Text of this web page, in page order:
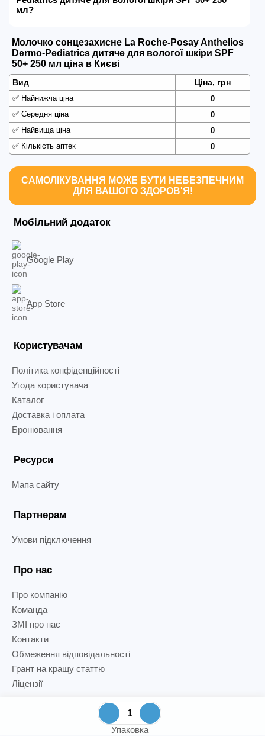
Упаковка
мл?
Молочко сонцезахисне La Roche-Posay Anthelios
Dermo-Pediatrics дитяче для вологої шкіри SPF
50+ 250 мл ціна в Києві
Вид Ціна, грн
✅ Найнижча ціна
0
✅ Середня ціна
0
✅ Найвища ціна
0
✅ Кількість аптек 0
САМОЛІКУВАННЯ МОЖЕ БУТИ НЕБЕЗПЕЧНИМ
ДЛЯ ВАШОГО ЗДОРОВ'Я!
Мобільний додаток
Google Play
App Store
Користувачам
Політика конфіденційності
Угода користувача
Каталог
Доставка і оплата
Бронювання
Ресурси
Мапа сайту
Партнерам
Умови підключення
Про нас
Про компанію
Команда
ЗМІ про нас
Контакти
Обмеження відповідальності
Грант на кращу статтю
Ліцензії